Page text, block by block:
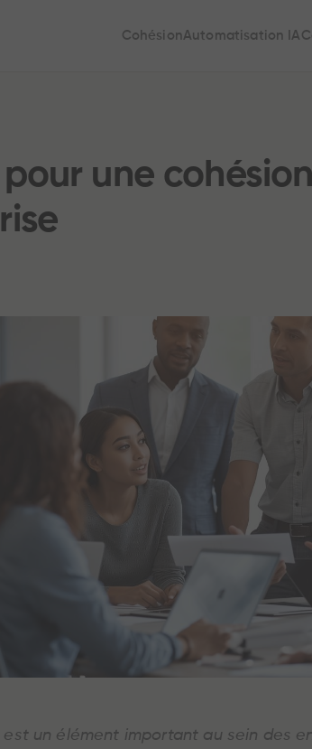
Cohésion Automatisation IA
une
est un élément important au sein des